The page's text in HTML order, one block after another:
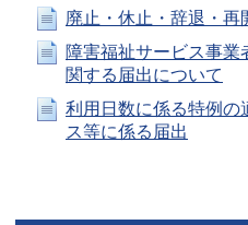
廃止・休止・辞退・再
障害福祉サービス事業
関する届出について
利用日数に係る特例の
ス等に係る届出